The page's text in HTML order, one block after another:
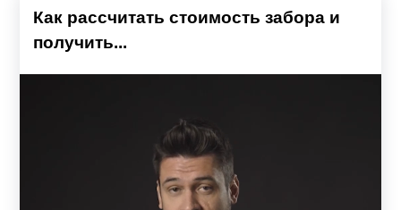
Как рассчитать стоимость забора и
получить...